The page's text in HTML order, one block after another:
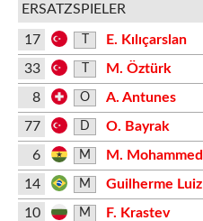
ERSATZSPIELER
17
E. Kılıçarslan
33
M. Öztürk
8
O A. Antunes
77 D O. Bayrak
6 M
M. Mohammed
14
M Guilherme Luiz
10 M F. Krastev